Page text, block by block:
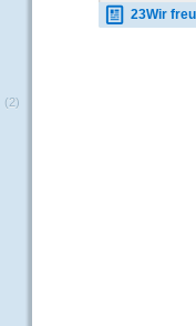
(2)
23Wir freuen uns auf